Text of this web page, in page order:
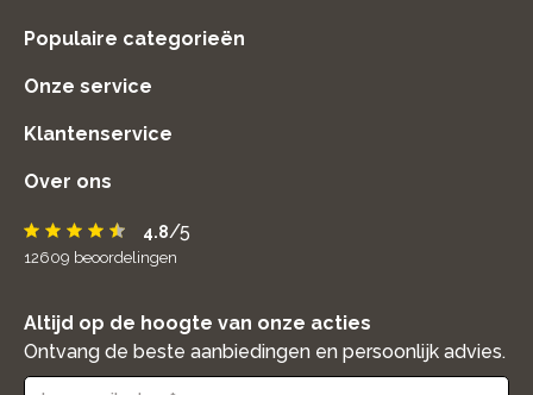
Populaire categorieën
Onze service
Klantenservice
Over ons
4.8/5
12609 beoordelingen
Altijd op de hoogte van onze acties
Ontvang de beste aanbiedingen en persoonlijk advies.